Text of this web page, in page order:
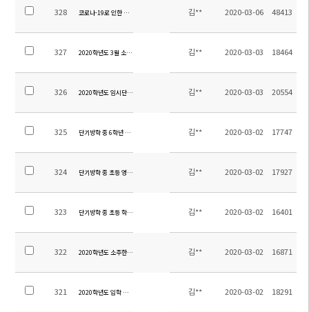
328 코로나-19로 인한 학사일정 2차 변경 안내 김** 2020-03-06 48413
327 2020학년도 3월 소주한국학교 진로 활동 김** 2020-03-03 18464
326 2020학년도 임시단기방학(중등) 과목별 과제 안내
김** 2020-03-03 20554
325 단기방학 중 6학년 B반 중국어 과제 안내 김** 2020-03-02 17747
324 단기방학 중 초등 영어/중국어 과제 안내 김** 2020-03-02 17927
323 단기방학 중 초등 학년별 과제 안내 김** 2020-03-02 16401
322 2020학년도 소주한국학교 업무분장 김** 2020-03-02 16871
321 2020학년도 입학 및 개학 계획 김** 2020-03-02 18291